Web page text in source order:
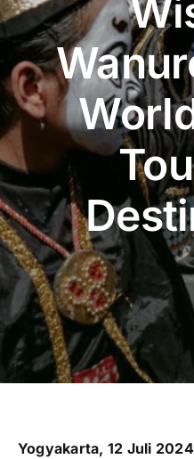
Publikasi
Peta Wisata
BLU
Yogyakarta, 12 Juli